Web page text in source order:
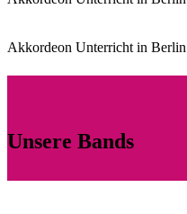
Akkordeon Unterricht in Berlin
Unsere Bands